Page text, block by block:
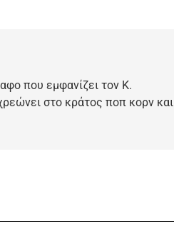
που εμφανίζει τον Κ.
στο κράτος ποπ κορν και